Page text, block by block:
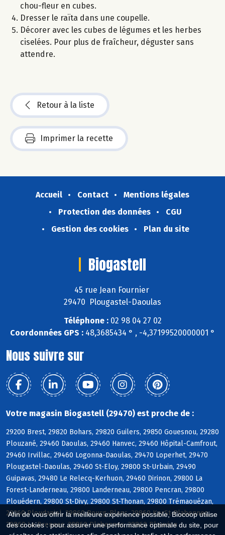
Afin de vous offrir la meilleure expérience possible, Biocoop utilise
des cookies : pour assurer une performance optimale du site, pour
chou-fleur en cubes.
Dresser le raïta dans une coupelle.
Décorer avec les cubes de légumes et les herbes
ciselées. Pour plus de fraîcheur, déguster sans
attendre.
Retour à la liste
Imprimer la recette
Accueil Contact
Mentions légales
Protection des données
CGU
Gestion des cookies
Plan du site
Biogastell
45 rue Jean Fournier
29470 Plougastel-Daoulas
Téléphone :02 98 04 27 02
Coordonnées GPS : 48,3685434 ° , -4,37199520000001 °
Nous suivre sur
Votre magasin Biogastell (29470) est proche de :
29200 Brest, 29820 Bohars, 29820 Guilers, 29850 Gouesnou, 29280
Plouzané, 29460 Daoulas, 29460 Hanvec, 29460 Hôpital-Camfrout,
29460 Irvillac, 29460 Logonna-Daoulas, 29470 Loperhet, 29470
Plougastel-Daoulas, 29460 St-Eloy, 29800 St-Urbain, 29490
Guipavas, 29480 Le Relecq-Kerhuon, 29460 Dirinon, 29800 La
Forest-Landerneau, 29800 Landerneau, 29800 Pencran, 29800
Plouédern, 29800 St-Divy, 29800 St-Thonan, 29800 Trémaouézan,
29260 Ploudaniel, 29860 Bourg-Blanc, 29860 KerSt-Plabennec,
29860 Le Drennec, 29860 Plabennec, 29860 Plouvien